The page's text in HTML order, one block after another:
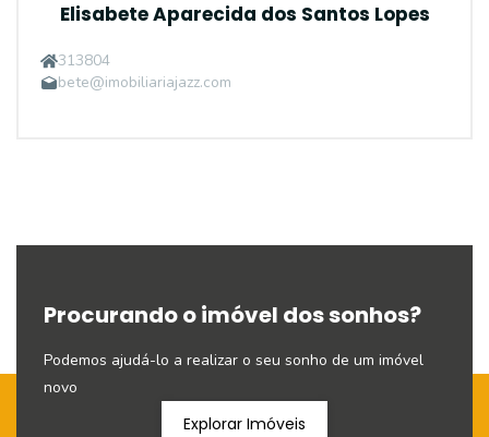
Elisabete Aparecida dos Santos Lopes
313804
bete@imobiliariajazz.com
Procurando o imóvel dos sonhos?
Podemos ajudá-lo a realizar o seu sonho de um imóvel
novo
Explorar Imóveis